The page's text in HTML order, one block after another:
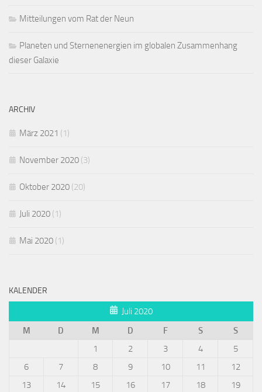
Mitteilungen vom Rat der Neun
Planeten und Sternenenergien im globalen Zusammenhang
dieser Galaxie
ARCHIV
März 2021 (1)
November 2020 (3)
Oktober 2020 (20)
Juli 2020 (1)
Mai 2020 (1)
KALENDER
Juli 2020
M
D M D F S
S
1
2 3 4
5
6
7 8 9 10 11
12
13
14 15 16 17 18
19